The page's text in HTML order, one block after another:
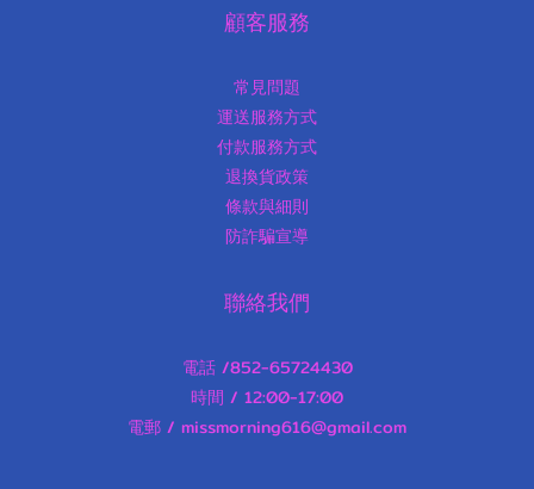
顧客服務
常見問題
運送服務方式
付款服務方式
退換貨政策
條款與細則
防詐騙宣導
聯絡我們
電話 /852-65724430
時間 / 12:00-17:00
電郵 / missmorning616@gmail.com